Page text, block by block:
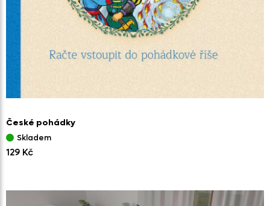
České pohádky
Skladem
129 Kč